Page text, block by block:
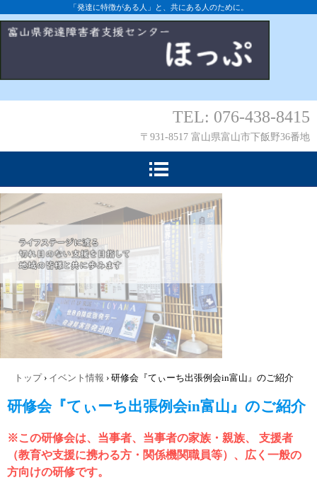
「発達に特徴がある人」と、共にある人のために。
TEL: 076-438-8415
〒931-8517 富山県富山市下飯野36番地
トップ › イベント情報 › 研修会『てぃーち出張例会in富山』のご紹介
研修会『てぃーち出張例会in富山』のご紹介
※この研修会は、当事者、当事者の家族・親族、 支援者
（教育や支援に携わる方・関係機関職員等）、広く一般の
方向けの研修です。